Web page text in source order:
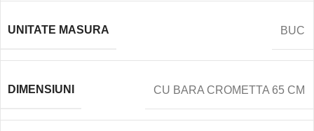
UNITATE MASURA BUC
DIMENSIUNI CU BARA CROMETTA 65 CM